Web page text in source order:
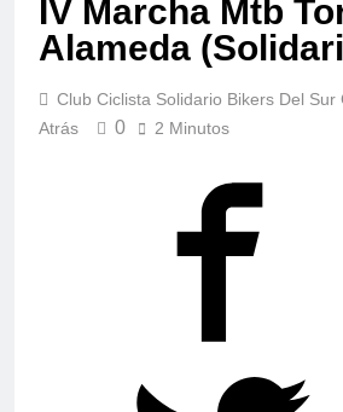
1 Año
IV Marcha Mtb
Alameda
Club Ciclista Solidario Bikers Del Sur
Atrás
0 2 Minutos